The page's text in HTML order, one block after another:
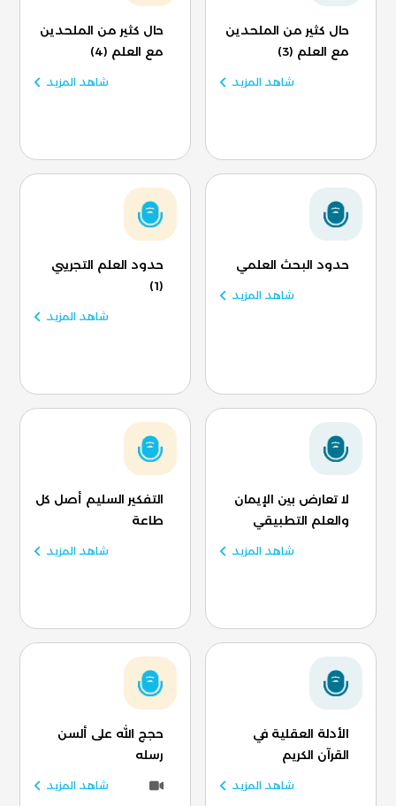
حال كثير من الملحدين
مع العلم (3)
شاهد المزيد
حال كثير من الملحدين
مع العلم (4)
شاهد المزيد
حدود البحث العلمي
شاهد المزيد
حدود العلم التجريبي
(1)
شاهد المزيد
لا تعارض بين الإيمان
والعلم التطبيقي
شاهد المزيد
التفكير السليم أصل كل
طاعة
شاهد المزيد
الأدلة العقلية في
القرآن الكريم
شاهد المزيد
حجج الله على ألسن
رسله
شاهد المزيد